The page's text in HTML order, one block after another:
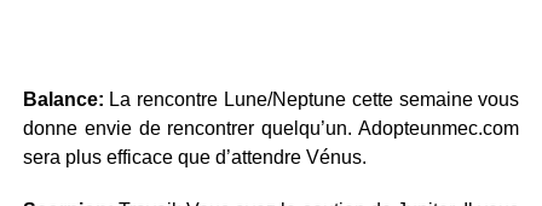
Balance: La rencontre Lune/Neptune cette semaine vous
donne envie de rencontrer quelqu’un. Adopteunmec.com
sera plus efficace que d’attendre Vénus.